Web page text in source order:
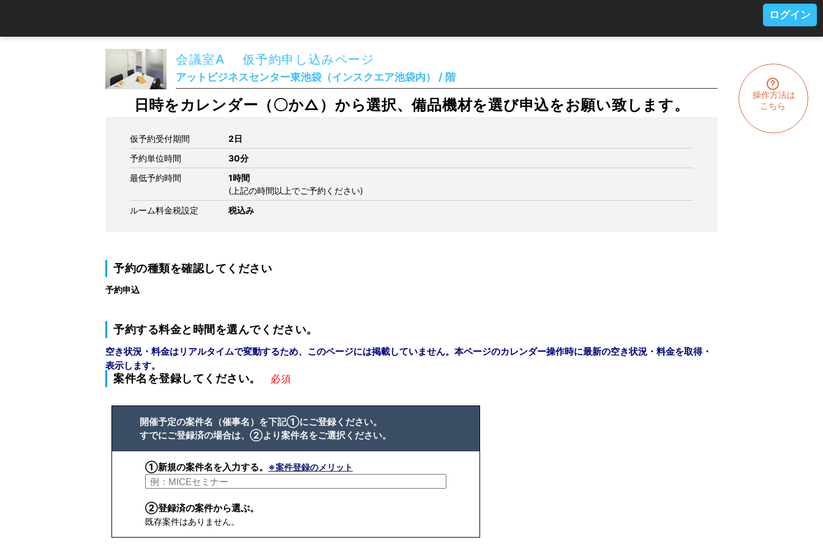
操作方法は
こちら
ログイン
会議室A 仮予約申し込みページ
アットビジネスセンター東池袋（インスクエア池袋内） / 階
日時をカレンダー（〇か△）から選択、備品機材を選び申込をお願い致します。
仮予約受付期間
2日
予約単位時間
30分
最低予約時間
1時間
(上記の時間以上でご予約ください)
ルーム料金税設定
税込み
予約の種類を確認してください
予約申込
予約する料金と時間を選んでください。
空き状況・料金はリアルタイムで変動するため、このページには掲載していません。本ページのカレンダー操作時に最新の空き状況・料金を取得・
表示します。
案件名を登録してください。 必須
開催予定の案件名（催事名）を下記①にご登録ください。
すでにご登録済の場合は、②より案件名をご選択ください。
①新規の案件名を入力する。 ※案件登録のメリット
②登録済の案件から選ぶ。
既存案件はありません。